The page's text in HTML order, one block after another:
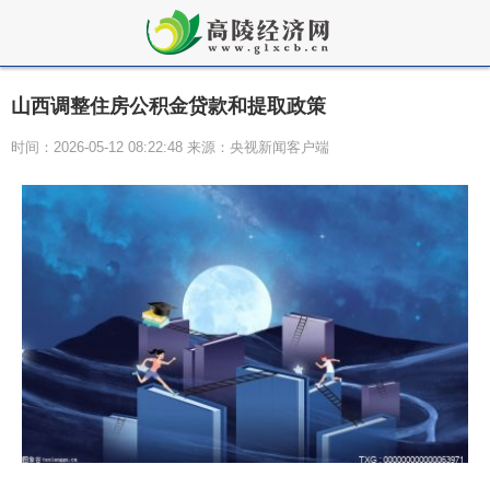
山西调整住房公积金贷款和提取政策
时间：2026-05-12 08:22:48 来源：央视新闻客户端